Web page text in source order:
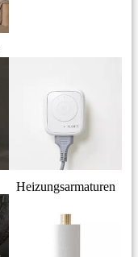
Heizungsarmaturen